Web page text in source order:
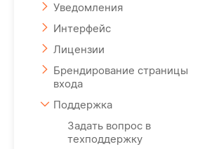
Уведомления
Интерфейс
Лицензии
Брендирование страницы
входа
Поддержка
Задать вопрос в
техподдержку